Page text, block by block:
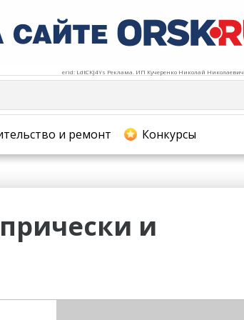
erid: LdtCKJ4Ys Реклама. ИП Кучеренко Николай Николаевич
и ремонт Конкурсы
и